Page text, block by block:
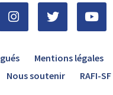
Mentions légales
Nous soutenir RAFI-SF